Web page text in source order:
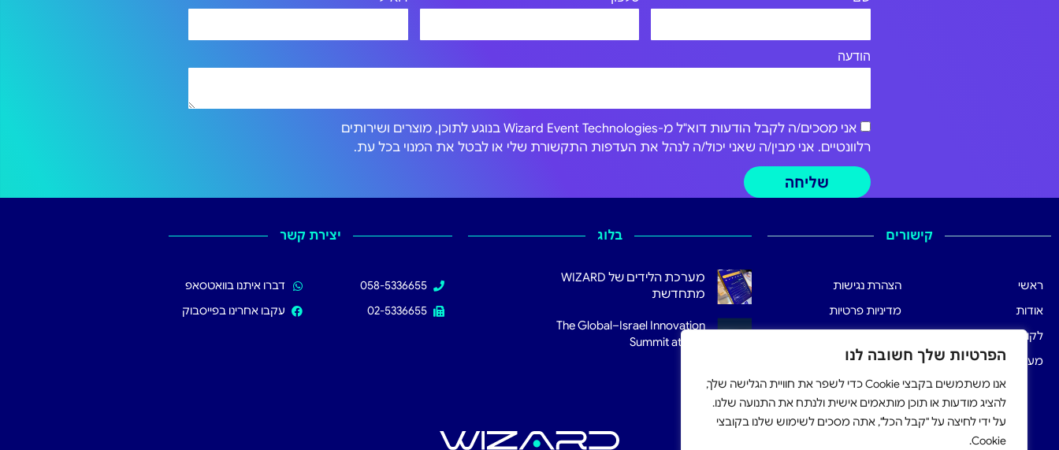
הפרטיות שלך חשובה לנו
אנו משתמשים בקבצי Cookie כדי לשפר את חוויית הגלישה שלך,
להציג מודעות או תוכן מותאמים אישית ולנתח את התנועה שלנו.
על ידי לחיצה על "קבל הכל", אתה מסכים לשימוש שלנו בקובצי
Cookie.
הודעה
אני מסכים/ה לקבל הודעות דוא"ל מ-Wizard Event Technologies בנוגע לתוכן, מוצרים ושירותים
רלוונטיים. אני מבין/ה שאני יכול/ה לנהל את העדפות התקשורת שלי או לבטל את המנוי בכל עת.
שליחה
קישורים
ראשי
אודות
לקוחותינו
מערכת הרישום
הצהרת נגישות
מדיניות פרטיות
בלוג
מערכת הלידים של WIZARD
מתחדשת
The Global–Israel Innovation
Summit at RSA
יצירת קשר
058-5336655
02-5336655
דברו איתנו בוואטסאפ
עקבו אחרינו בפייסבוק